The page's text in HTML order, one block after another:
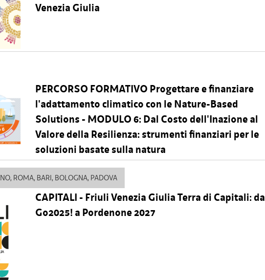
Venezia Giulia
PERCORSO FORMATIVO Progettare e finanziare
l'adattamento climatico con le Nature-Based
Solutions - MODULO 6: Dal Costo dell'Inazione al
Valore della Resilienza: strumenti finanziari per le
soluzioni basate sulla natura
ROMA, BARI, BOLOGNA, PADOVA
CAPITALI - Friuli Venezia Giulia Terra di Capitali: da
Go2025! a Pordenone 2027